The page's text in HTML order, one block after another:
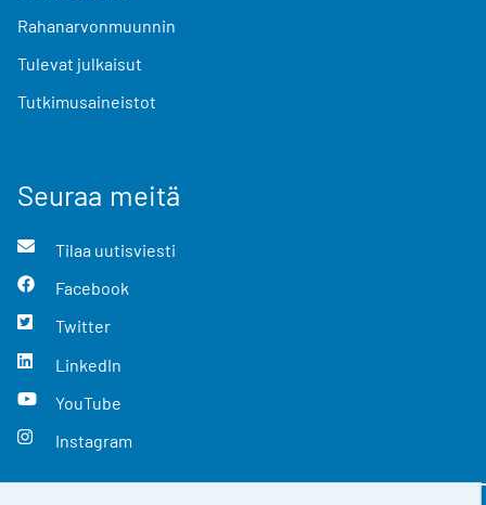
Rahanarvonmuunnin
Tulevat julkaisut
Tutkimusaineistot
Seuraa meitä
Tilaa uutisviesti
Facebook
Twitter
LinkedIn
YouTube
Instagram